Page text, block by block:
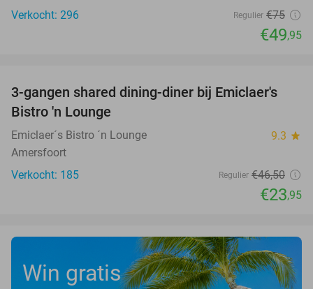
Verkocht: 296
Regulier €75
€49,95
48%
3-gangen shared dining-diner bij Emiclaer's
Bistro 'n Lounge
Emiclaer´s Bistro ´n Lounge 9.3 star
Amersfoort
Verkocht: 185
Regulier €46,50
€23,95
Win gratis